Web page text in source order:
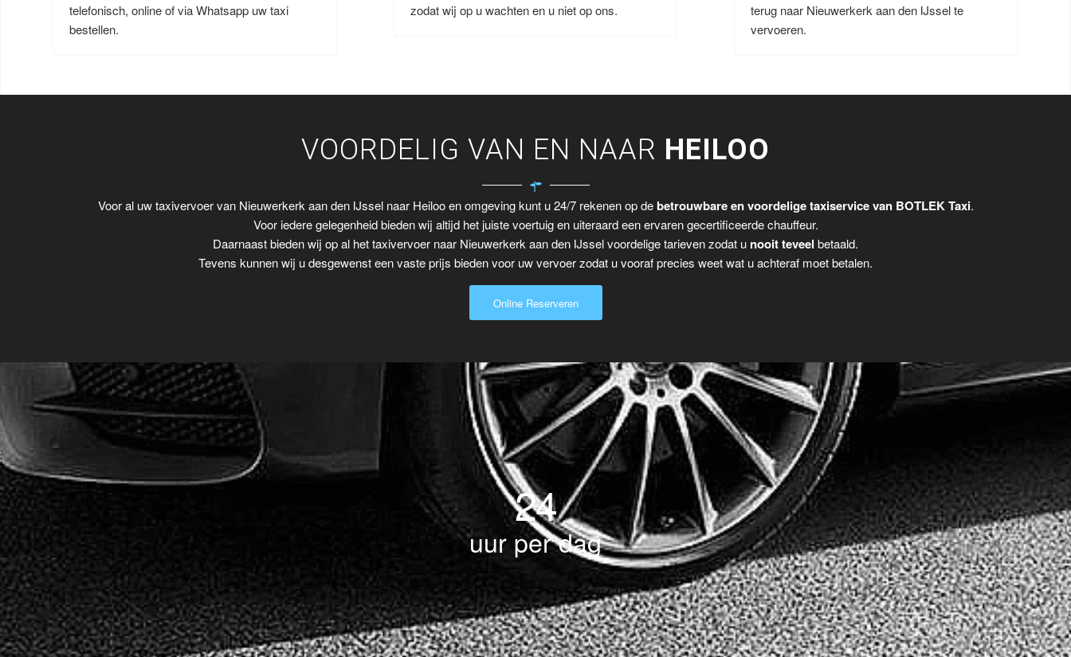
telefonisch, online of via Whatsapp uw taxi
bestellen.
zodat wij op u wachten en u niet op ons.
terug naar Nieuwerkerk aan den IJssel te
vervoeren.
VOORDELIG VAN EN NAAR HEILOO
Voor al uw taxivervoer van Nieuwerkerk aan den IJssel naar Heiloo en omgeving kunt u 24/7 rekenen op debetrouwbare en voordelige taxiservice van BOTLEK Taxi.
Voor iedere gelegenheid bieden wij altijd het juiste voertuig en uiteraard een ervaren gecertificeerde chauffeur.
Daarnaast bieden wij op al het taxivervoer naar Nieuwerkerk aan den IJssel voordelige tarieven zodat u nooit teveel betaald.
Tevens kunnen wij u desgewenst een vaste prijs bieden voor uw vervoer zodat u vooraf precies weet wat u achteraf moet betalen.
Online Reserveren
24
uur per dag